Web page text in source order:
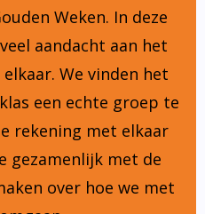
Weken. In deze
aandacht aan het
We vinden het
een echte groep te
rekening met elkaar
gezamenlijk met de
over hoe we met